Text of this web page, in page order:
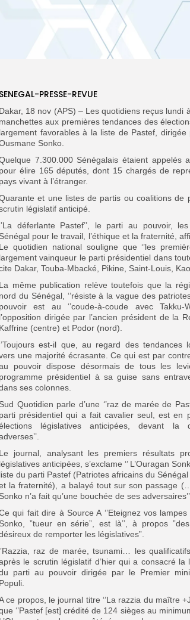
SENEGAL-PRESSE-REVUE
Dakar, 18 nov (APS) – Les quotidiens reçus lundi
manchettes aux premières tendances des
largement favorables à la liste de Pastef,
Sonko.
7.300.000 Sénégalais étaient appelés
pour élire 165 députés, dont 15 chargés de
pays vivant à l’étranger.
et une listes de partis ou coalitions de
législatif anticipé.
‘’La déferlante Pastef’’, le parti au pouvoir,
Sénégal pour le travail, l’éthique et la fraternité,
Le quotidien national souligne que ‘’les
largement vainqueur le parti présidentiel dans
Dakar, Touba-Mbacké, Pikine, Saint-Louis,
La même publication relève toutefois que la
nord du Sénégal, ‘’résiste à la vague des
pouvoir est au ‘’coude-à-coude avec Takku-
l’opposition dirigée par l’ancien président de la
Kaffrine (centre) et Podor (nord).
‘’Toujours est-il que, au regard des tendances
une majorité écrasante. Ce qui est par
pouvoir dispose désormais de tous les
programme présidentiel à sa guise sans
ses colonnes.
Sud Quotidien parle d’une ‘’raz de marée de
parti présidentiel qui a fait cavalier seul, est en
législatives anticipées, devant la
Le journal, analysant les premiers résultats
législatives anticipées, s’exclame ‘’ L’Ouragan
liste du parti Pastef (Patriotes africains du Sénégal
la fraternité), a balayé tout sur son passage
Sonko n’a fait qu’une bouchée de ses
qui fait dire à Source A ‘’Eteignez vos
Sonko, ”tueur en série”, est là’’, à propos
de remporter les législatives”.
raz de marée, tsunami… les
le scrutin législatif d’hier qui a consacré la
parti au pouvoir dirigée par le Premier
Populi.
ce propos, le journal titre ‘’La razzia du maître
‘’Pastef [est] crédité de 124 sièges au